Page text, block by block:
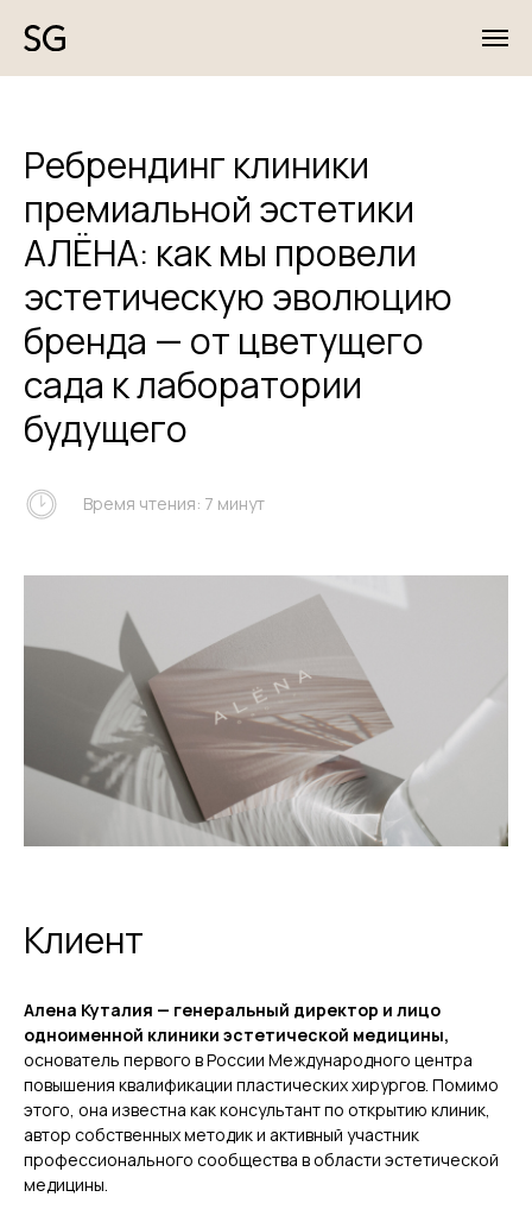
Ребрендинг клиники
премиальной эстетики
АЛЁНА: как мы провели
эстетическую эволюцию
бренда — от цветущего
сада к лаборатории
будущего
Время чтения: 7 минут
Клиент
Алена Куталия — генеральный директор и лицо
одноименной клиники эстетической медицины,
основатель первого в России Международного центра
повышения квалификации пластических хирургов. Помимо
этого, она известна как консультант по открытию клиник,
автор собственных методик и активный участник
профессионального сообщества в области эстетической
медицины.